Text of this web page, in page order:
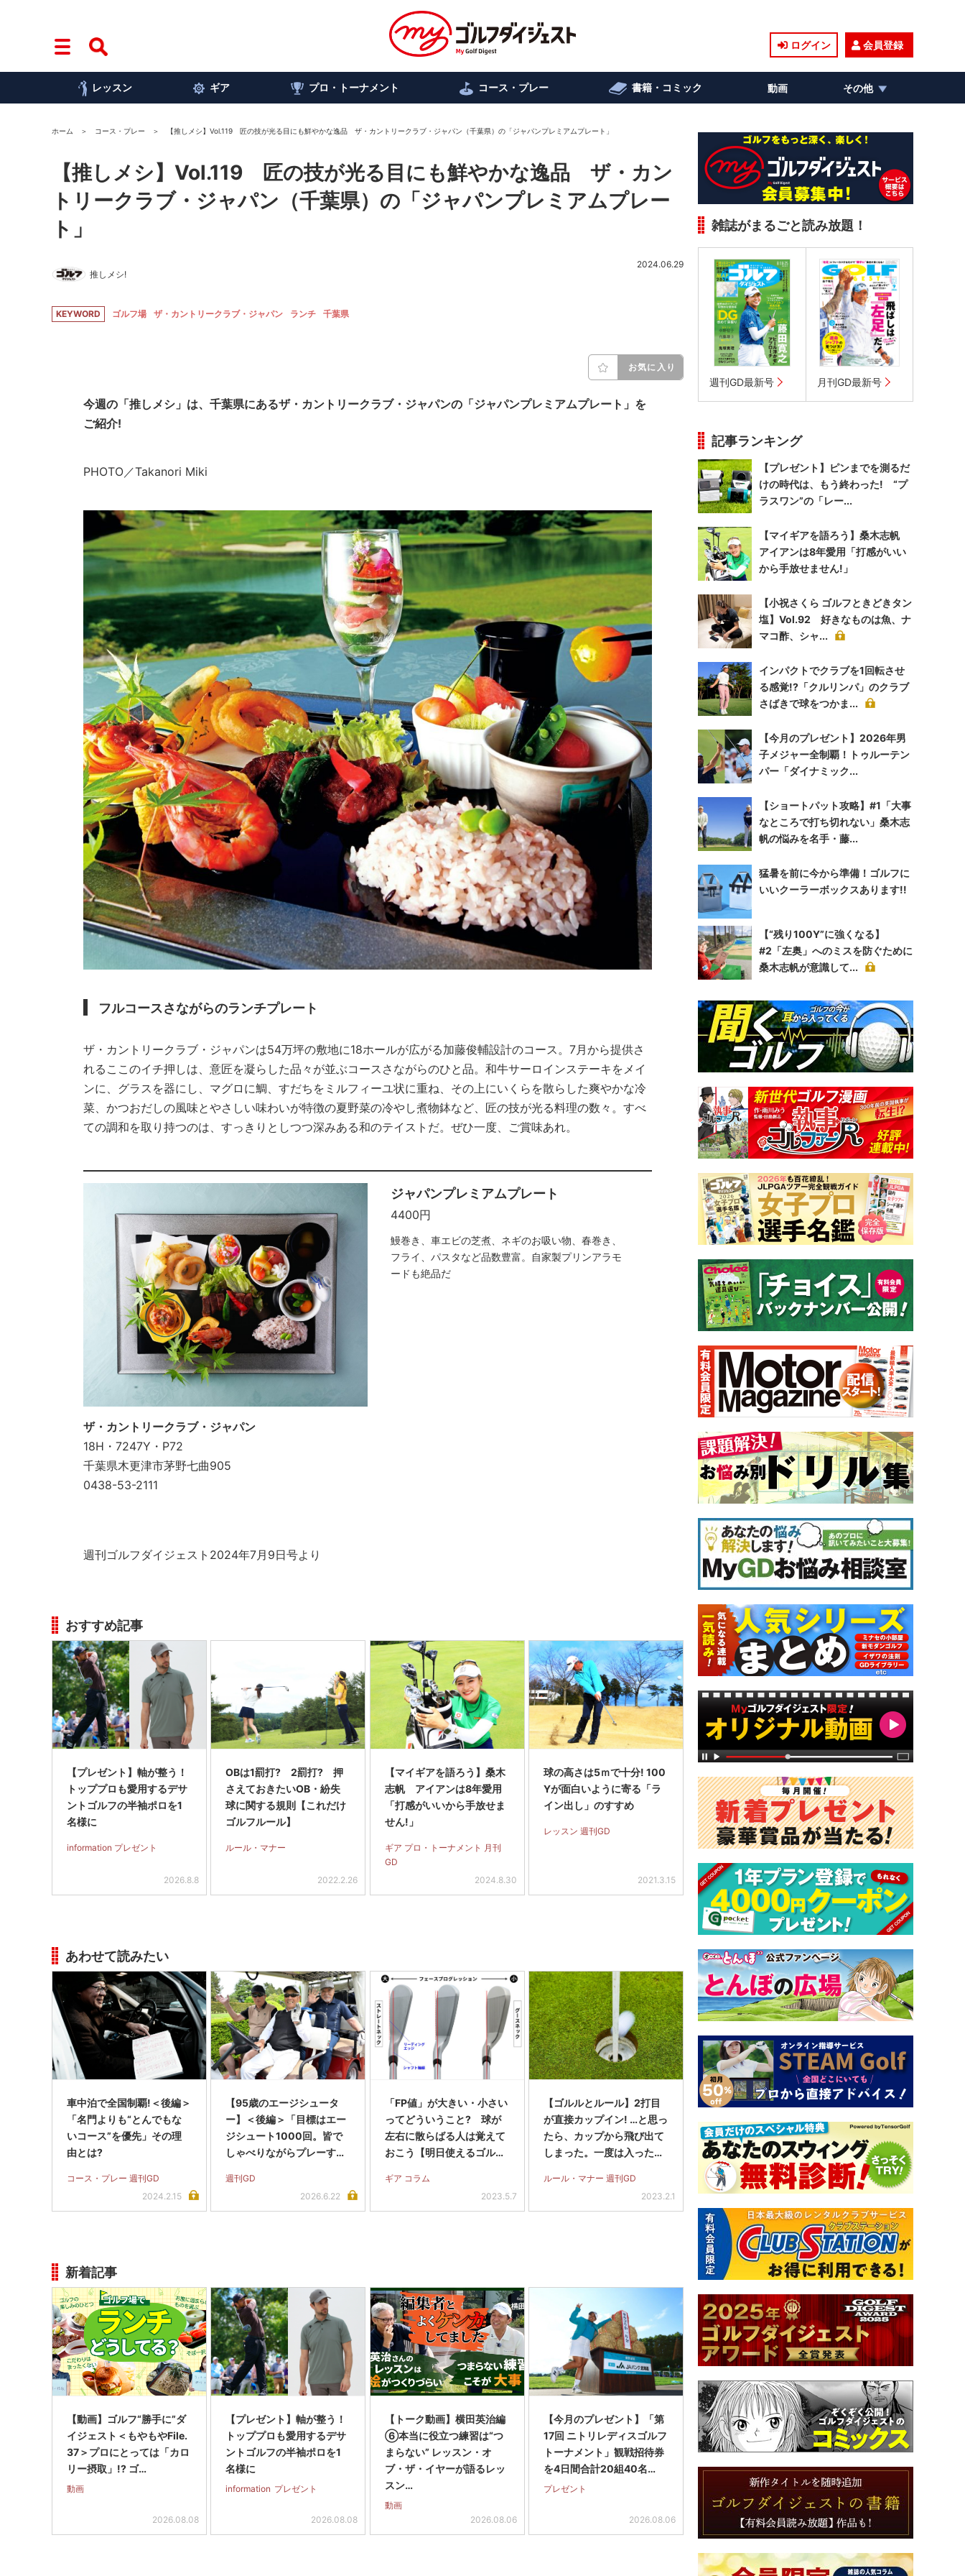
ログイン 会員登録
レッスン ギア プロ・トーナメント コース・プレー 書籍・コミック 動画 その他
ホーム コース・プレー 【推しメシ】Vol.119 匠の技が光る目にも鮮やかな逸品 ザ・カントリークラブ・ジャパン（千葉県）の「ジャパンプレミアムプレート」
【推しメシ】Vol.119 匠の技が光る目にも鮮やかな逸品 ザ・カン
トリークラブ・ジャパン（千葉県）の「ジャパンプレミアムプレー
ト」
推しメシ!
2024.06.29
KEYWORD ゴルフ場 ザ・カントリークラブ・ジャパン ランチ 千葉県
お気に入り
今週の「推しメシ」は、千葉県にあるザ・カントリークラブ・ジャパンの「ジャパンプレミアムプレート」を
ご紹介!
PHOTO／Takanori Miki
フルコースさながらのランチプレート
ザ・カントリークラブ・ジャパンは54万坪の敷地に18ホールが広がる加藤俊輔設計のコース。7月から提供さ
れるここのイチ押しは、意匠を凝らした品々が並ぶコースさながらのひと品。和牛サーロインステーキをメイ
ンに、グラスを器にし、マグロに鯛、すだちをミルフィーユ状に重ね、その上にいくらを散らした爽やかな冷
菜、かつおだしの風味とやさしい味わいが特徴の夏野菜の冷やし煮物鉢など、匠の技が光る料理の数々。すべ
ての調和を取り持つのは、すっきりとしつつ深みある和のテイストだ。ぜひ一度、ご賞味あれ。
ジャパンプレミアムプレート
4400円
鰻巻き、車エビの芝煮、ネギのお吸い物、春巻き、
フライ、パスタなど品数豊富。自家製プリンアラモ
ードも絶品だ
ザ・カントリークラブ・ジャパン
18H・7247Y・P72
千葉県木更津市茅野七曲905
0438-53-2111
週刊ゴルフダイジェスト2024年7月9日号より
おすすめ記事
【プレゼント】軸が整う！
トッププロも愛用するデサ
ントゴルフの半袖ポロを1
名様に
information プレゼント
2026.8.8
OBは1罰打? 2罰打? 押
さえておきたいOB・紛失
球に関する規則【これだけ
ゴルフルール】
ルール・マナー
2022.2.26
【マイギアを語ろう】桑木
志帆 アイアンは8年愛用
「打感がいいから手放せま
せん!」
ギア プロ・トーナメント 月刊
GD
2024.8.30
球の高さは5ｍで十分! 100
Yが面白いように寄る「ラ
イン出し」のすすめ
レッスン 週刊GD
2021.3.15
あわせて読みたい
車中泊で全国制覇!＜後編＞
「名門よりも“とんでもな
いコース”を優先」その理
由とは?
コース・プレー 週刊GD
2024.2.15
【95歳のエージシュータ
ー】＜後編＞「目標はエー
ジシュート1000回。皆で
しゃべりながらプレーす
週刊GD
2026.6.22
「FP値」が大きい・小さい
ってどういうこと? 球が
左右に散らばる人は覚えて
おこう【明日使えるゴルフ
ギア コラム
2023.5.7
【ゴルルとルール】2打目
が直接カップイン! …と思っ
たら、カップから飛び出て
しまった。一度は入ったか
ね?
ルール・マナー 週刊GD
2023.2.1
新着記事
【動画】ゴルフ“勝手に”ダ
イジェスト＜もやもやFile.
37＞プロにとっては「カロ
リー摂取」!? ゴ…
動画
2026.08.08
【プレゼント】軸が整う！
トッププロも愛用するデサ
ントゴルフの半袖ポロを1
名様に
information プレゼント
2026.08.08
【トーク動画】横田英治編
⑥本当に役立つ練習は“つ
まらない” レッスン・オ
ブ・ザ・イヤーが語るレッ
スン…
動画
2026.08.06
【今月のプレゼント】「第
17回 ニトリレディスゴルフ
トーナメント」観戦招待券
を4日間合計20組40名…
プレゼント
2026.08.06
雑誌がまるごと読み放題！
週刊GD最新号 月刊GD最新号
記事ランキング
【プレゼント】ピンまでを測るだ
けの時代は、もう終わった! “プ
ラスワン”の「レー...
【マイギアを語ろう】桑木志帆
アイアンは8年愛用「打感がいい
から手放せません!」
【小祝さくら ゴルフときどきタン
塩】Vol.92 好きなものは魚、ナ
マコ酢、シャ...
インパクトでクラブを1回転させ
る感覚!?「クルリンパ」のクラブ
さばきで球をつかま...
【今月のプレゼント】2026年男
子メジャー全制覇！トゥルーテン
パー「ダイナミック...
【ショートパット攻略】#1「大事
なところで打ち切れない」桑木志
帆の悩みを名手・藤...
猛暑を前に今から準備！ゴルフに
いいクーラーボックスあります!!
【“残り100Y”に強くなる】
#2「左奥」へのミスを防ぐために
桑木志帆が意識して...